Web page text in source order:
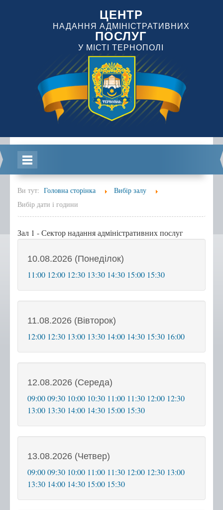
ЦЕНТР
НАДАННЯ АДМІНІСТРАТИВНИХ
ПОСЛУГ
У МІСТІ ТЕРНОПОЛІ
Головна
Інформація
Структура
Графік роботи
Новини центру
Сертифікати
Віддалені робочі місця адміністраторів ЦНАП
с. Чернихів
с. Кобзарівка
Послуги
Послуги передбачені для захисників та
захисниць
Ви тут: Головна сторінка
Вибір залу
Вибір дати і години
Зал 1 - Сектор надання адміністративних послуг
10.08.2026 (Понеділок)
11:00 12:00 12:30 13:30 14:30 15:00 15:30
11.08.2026 (Вівторок)
12:00 12:30 13:00 13:30 14:00 14:30 15:30 16:00
12.08.2026 (Середа)
09:0009:30 10:00 10:30 11:00 11:30 12:00 12:30
13:00 13:30 14:00 14:30 15:00 15:30
13.08.2026 (Четвер)
09:0009:30 10:00 11:00 11:30 12:00 12:30 13:00
13:30 14:00 14:30 15:00 15:30